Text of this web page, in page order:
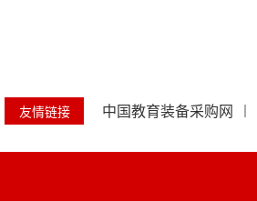
友情链接 中国教育装备采购网